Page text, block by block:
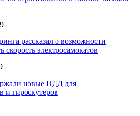
рассказал о возможности
скорость электросамокатов
новые ПДД для
и гироскутеров